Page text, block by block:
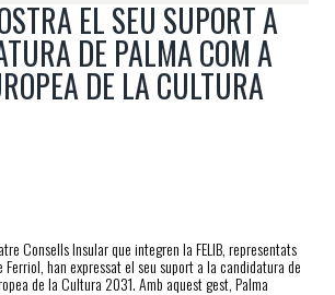
EL SEU SUPORT A
DE PALMA COM A
DE LA CULTURA
Consells Insular que integren la FELIB, representats
Ferriol, han expressat el seu suport a la candidatura de
de la Cultura 2031. Amb aquest gest, Palma